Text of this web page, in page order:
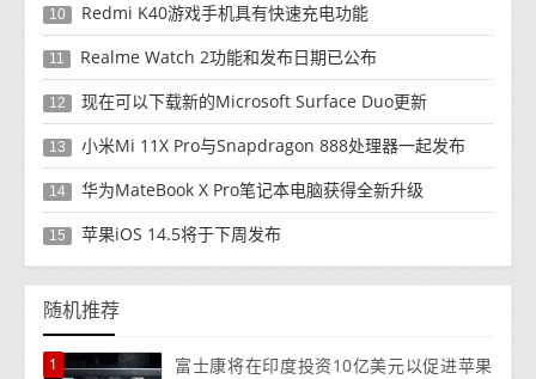
10 Redmi K40游戏手机具有快速充电功能
11 Realme Watch 2功能和发布日期已公布
12 现在可以下载新的Microsoft Surface Duo更新
13 小米Mi 11X Pro与Snapdragon 888处理器一起发布
14 华为MateBook X Pro笔记本电脑获得全新升级
15 苹果iOS 14.5将于下周发布
随机推荐
1
富士康将在印度投资10亿美元以促进苹果